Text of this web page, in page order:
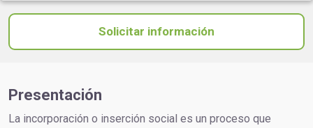
Solicitar información
Presentación
La incorporación o inserción social es un proceso que